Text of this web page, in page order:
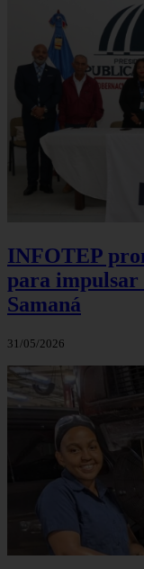
INFOTEP
para impulsar
Samaná
31/05/2026